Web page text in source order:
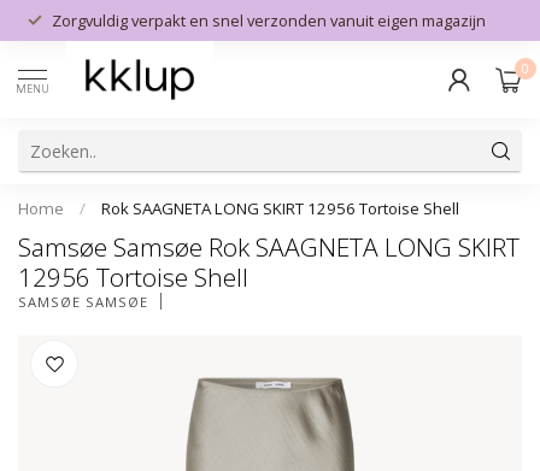
Zorgvuldig verpakt en snel verzonden vanuit eigen magazijn
MENU
0
Home / Rok SAAGNETA LONG SKIRT 12956 Tortoise Shell
Samsøe Samsøe Rok SAAGNETA LONG SKIRT
12956 Tortoise Shell
SAMSØE SAMSØE